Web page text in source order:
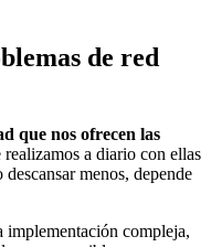
de red
que nos ofrecen las
realizamos a diario con ellas
menos, depende
implementación compleja,